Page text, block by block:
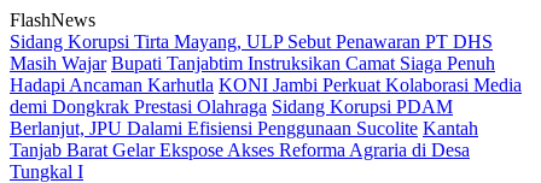
Langsung
ke
konten
FlashNews
Sidang Korupsi Tirta Mayang, ULP Sebut Penawaran PT DHS
Masih Wajar Bupati Tanjabtim Instruksikan Camat Siaga Penuh
Hadapi Ancaman Karhutla KONI Jambi Perkuat Kolaborasi Media
demi Dongkrak Prestasi Olahraga Sidang Korupsi PDAM
Berlanjut, JPU Dalami Efisiensi Penggunaan Sucolite Kantah
Tanjab Barat Gelar Ekspose Akses Reforma Agraria di Desa
Tungkal I